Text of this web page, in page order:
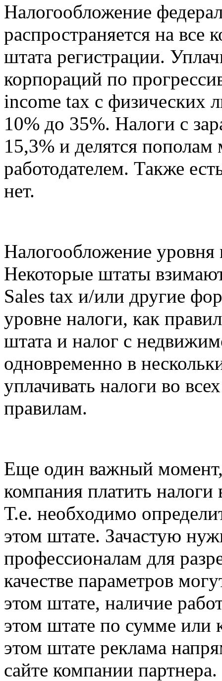
Налогообложение
распространяется на все
штата регистрации.
корпораций по
income tax с физических
10% до 35%. Налоги с
15,3% и делятся
работодателем. Также
нет.
Налогообложение
Некоторые штаты
Sales tax и/или другие
уровне налоги, как
штата и налог с
одновременно в
уплачивать налоги во
правилам.
Еще один важный
компания платить
Т.е. необходимо
этом штате. Зачастую
профессионалам для
качестве параметров
этом штате, наличие
этом штате по сумме или
этом штате реклама
сайте компании партнера.